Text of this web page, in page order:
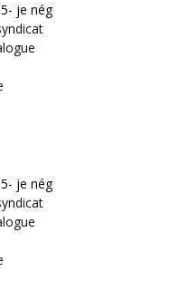
je négocie
je négocie